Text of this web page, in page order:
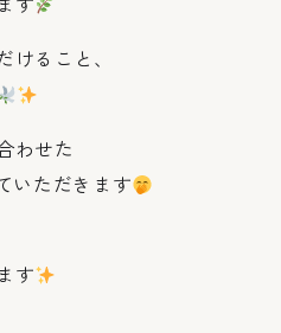
ること、
わせた
いただきます
す